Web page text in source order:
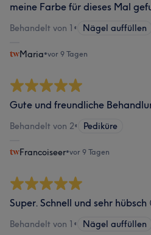
meine Farbe für dieses Mal
Behandelt von 1 • Nägel auffüllen
Maria•vor 9 Tagen
Gute und freundliche
Behandelt von 2• Pediküre
Francoiseer•vor 9 Tagen
Super. Schnell und sehr hübsch
Behandelt von 1 • Nägel auffüllen